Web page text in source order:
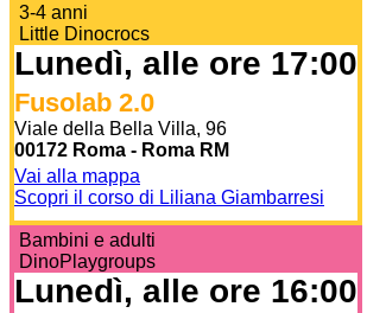
3-4 anni
Little Dinocrocs
Lunedì, alle ore 17:00
Fusolab 2.0
Viale della Bella Villa, 96
00172 Roma - Roma RM
Vai alla mappa
Scopri il corso di Liliana Giambarresi
Bambini e adulti
DinoPlaygroups
Lunedì, alle ore 16:00